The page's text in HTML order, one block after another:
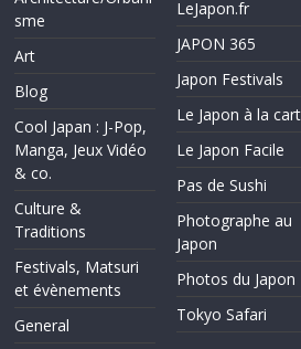
sme
Art
Blog
Cool Japan : J-Pop,
Manga, Jeux Vidéo
& co.
Culture &
Traditions
Festivals, Matsuri
et évènements
General
LeJapon.fr
JAPON 365
Japon Festivals
Le Japon à la
Le Japon Facile
Pas de Sushi
Photographe au
Japon
Photos du Japon
Tokyo Safari